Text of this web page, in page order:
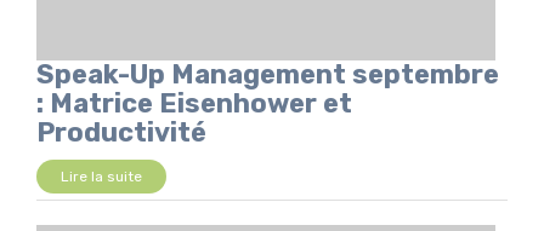
Speak-Up Management septembre
: Matrice Eisenhower et
Productivité
Lire la suite